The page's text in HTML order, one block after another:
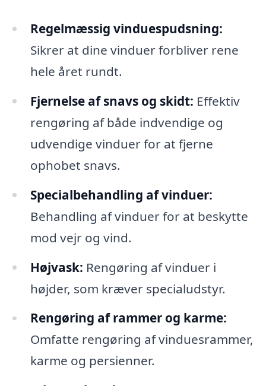
Regelmæssig vinduespudsning:
Sikrer at dine vinduer forbliver rene
hele året rundt.
Fjernelse af snavs og skidt: Effektiv
rengøring af både indvendige og
udvendige vinduer for at fjerne
ophobet snavs.
Specialbehandling af vinduer:
Behandling af vinduer for at beskytte
mod vejr og vind.
Højvask: Rengøring af vinduer i
højder, som kræver specialudstyr.
Rengøring af rammer og karme:
Omfatte rengøring af vinduesrammer,
karme og persienner.